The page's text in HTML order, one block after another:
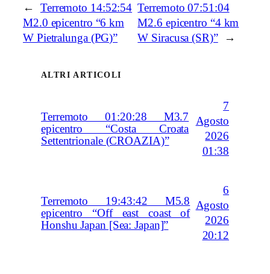
←
Terremoto 14:52:54
M2.0 epicentro “6 km
W Pietralunga (PG)”
Terremoto 07:51:04
M2.6 epicentro “4 km
W Siracusa (SR)”
→
ALTRI ARTICOLI
Terremoto 01:20:28 M3.7
epicentro “Costa Croata
Settentrionale (CROAZIA)”
7
Agosto
2026
01:38
Terremoto 19:43:42 M5.8
epicentro “Off east coast of
Honshu Japan [Sea: Japan]”
6
Agosto
2026
20:12